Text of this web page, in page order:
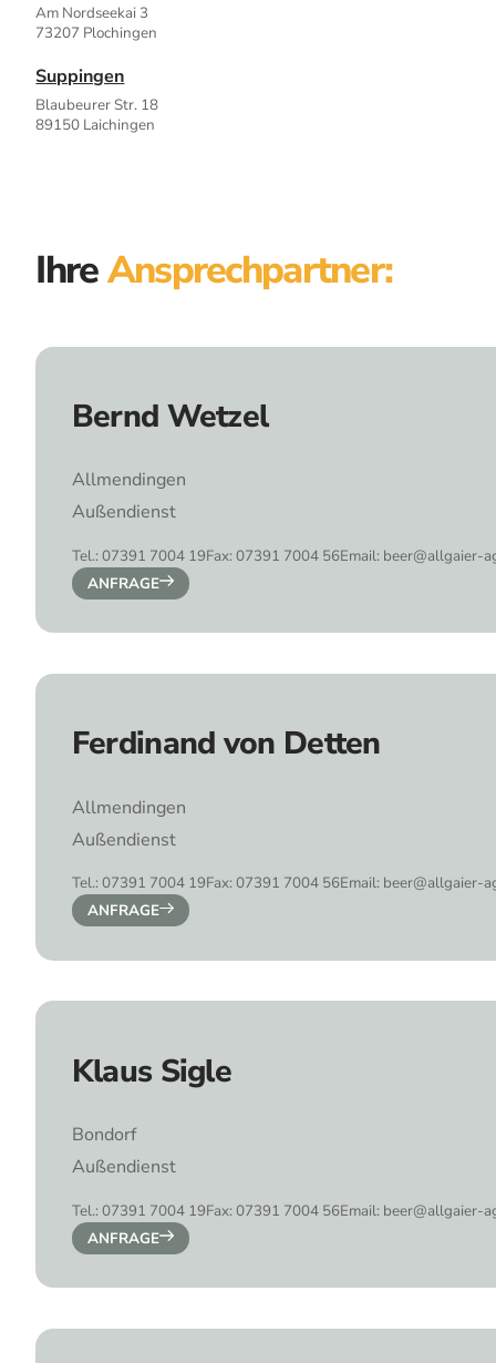
Am Nordseekai 3
73207 Plochingen
Suppingen
Blaubeurer Str. 18
89150 Laichingen
IhreAnsprechpartner:
Bernd Wetzel
Allmendingen
Außendienst
Tel.: 07391 7004 19Fax: 07391 7004 56Email: beer@allgaier-
ANFRAGE
Ferdinand von Detten
Allmendingen
Außendienst
Tel.: 07391 7004 19Fax: 07391 7004 56Email: beer@allgaier-
ANFRAGE
Klaus Sigle
Bondorf
Außendienst
Tel.: 07391 7004 19Fax: 07391 7004 56Email: beer@allgaier-
ANFRAGE